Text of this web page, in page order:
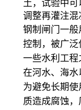
土，试验中
调整再灌注混
钢制闸门一
控制，被广
一些水利工
在河水、海水
为避免长期
质造成腐蚀